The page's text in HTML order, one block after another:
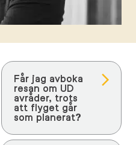
Får jag avboka
resan om UD
avråder, trots
att flyget går
som planerat?